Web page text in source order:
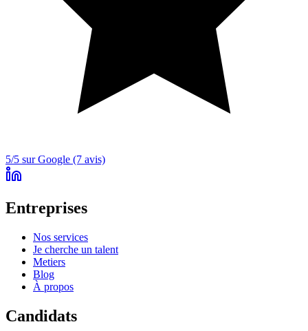
5/5 sur Google (7 avis)
Entreprises
Nos services
Je cherche un talent
Metiers
Blog
À propos
Candidats